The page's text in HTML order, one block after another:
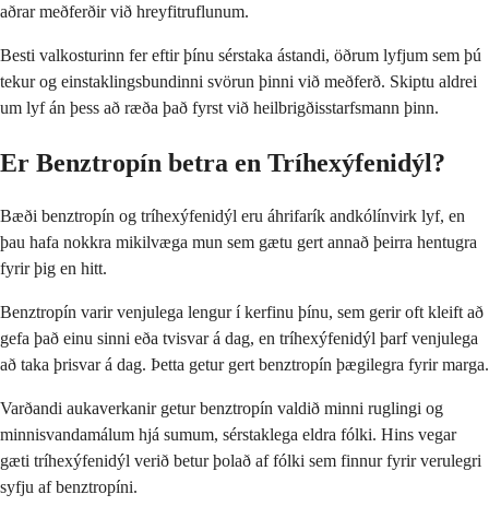
aðrar meðferðir við hreyfitruflunum.
Besti valkosturinn fer eftir þínu sérstaka ástandi, öðrum lyfjum sem þú
tekur og einstaklingsbundinni svörun þinni við meðferð. Skiptu aldrei
um lyf án þess að ræða það fyrst við heilbrigðisstarfsmann þinn.
Er Benztropín betra en Tríhexýfenidýl?
Bæði benztropín og tríhexýfenidýl eru áhrifarík andkólínvirk lyf, en
þau hafa nokkra mikilvæga mun sem gætu gert annað þeirra hentugra
fyrir þig en hitt.
Benztropín varir venjulega lengur í kerfinu þínu, sem gerir oft kleift að
gefa það einu sinni eða tvisvar á dag, en tríhexýfenidýl þarf venjulega
að taka þrisvar á dag. Þetta getur gert benztropín þægilegra fyrir marga.
Varðandi aukaverkanir getur benztropín valdið minni ruglingi og
minnisvandamálum hjá sumum, sérstaklega eldra fólki. Hins vegar
gæti tríhexýfenidýl verið betur þolað af fólki sem finnur fyrir verulegri
syfju af benztropíni.